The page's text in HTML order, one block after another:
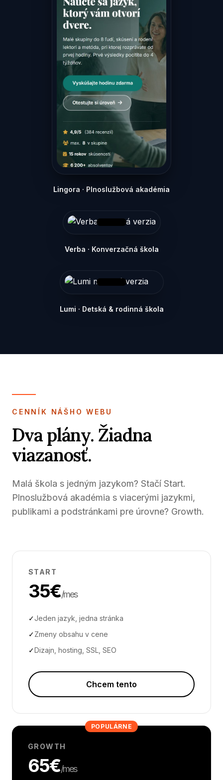
Lingora · Plnoslužbová akadémia
Verba · Konverzačná škola
Lumi · Detská & rodinná škola
CENNÍK NÁŠHO WEBU
Dva plány. Žiadna
viazanosť.
Malá škola s jedným jazykom? Stačí Start.
Plnoslužbová akadémia s viacerými jazykmi,
publikami a podstránkami pre úrovne? Growth.
START
35€/mes
✓Jeden jazyk, jedna stránka
✓Zmeny obsahu v cene
✓Dizajn, hosting, SSL, SEO
Chcem tento
POPULÁRNE
GROWTH
65€/mes